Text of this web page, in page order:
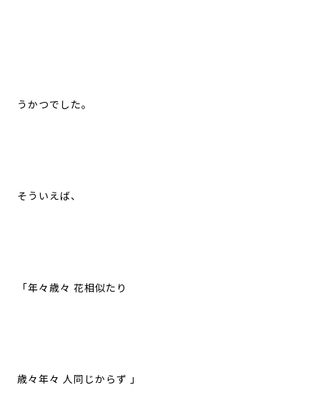
うかつでした。
そういえば、
「年々歳々 花相似たり
歳々年々 人同じからず 」